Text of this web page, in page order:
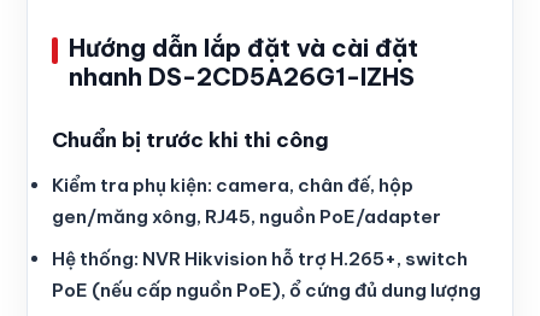
Hướng dẫn lắp đặt và cài đặt
nhanh DS-2CD5A26G1-IZHS
Chuẩn bị trước khi thi công
Kiểm tra phụ kiện: camera, chân đế, hộp
gen/măng xông, RJ45, nguồn PoE/adapter
Hệ thống: NVR Hikvision hỗ trợ H.265+, switch
PoE (nếu cấp nguồn PoE), ổ cứng đủ dung lượng